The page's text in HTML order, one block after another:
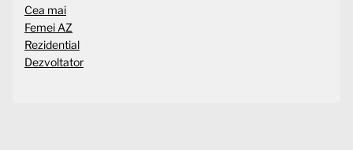
Cea mai
Femei AZ
Rezidential
Dezvoltator